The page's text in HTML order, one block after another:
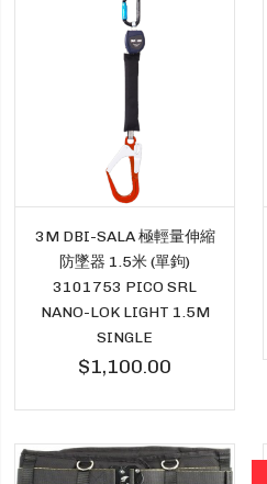
3M DBI-SALA 極輕量伸縮
防墜器 1.5米 (單鉤)
3101753 PICO SRL
NANO-LOK LIGHT 1.5M
SINGLE
$1,100.00